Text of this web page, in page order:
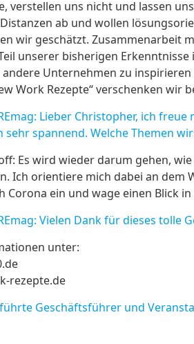
verstellen uns nicht und lassen
ab und wollen
wir geschätzt. Zusammenarbeit
unserer bisherigen
andere Unternehmen zu
Work Rezepte“ verschenken wir
Lieber Christopher, ich
sehr spannend. Welche Themen
Es wird wieder darum gehen,
Ich orientiere mich dabei an dem
Corona ein und wage einen Blick
Vielen Dank für dieses tolle
unter:
rezepte.de
Geschäftsführer und